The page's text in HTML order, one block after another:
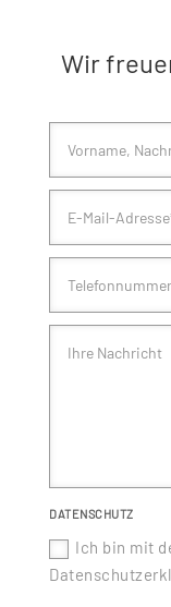
Wir
DATENSCHUTZ
Ich bin mit